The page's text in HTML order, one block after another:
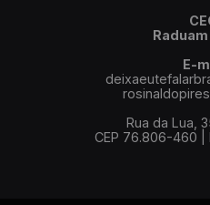
E-
Rua da Lua,
CEP 76.806-460 |